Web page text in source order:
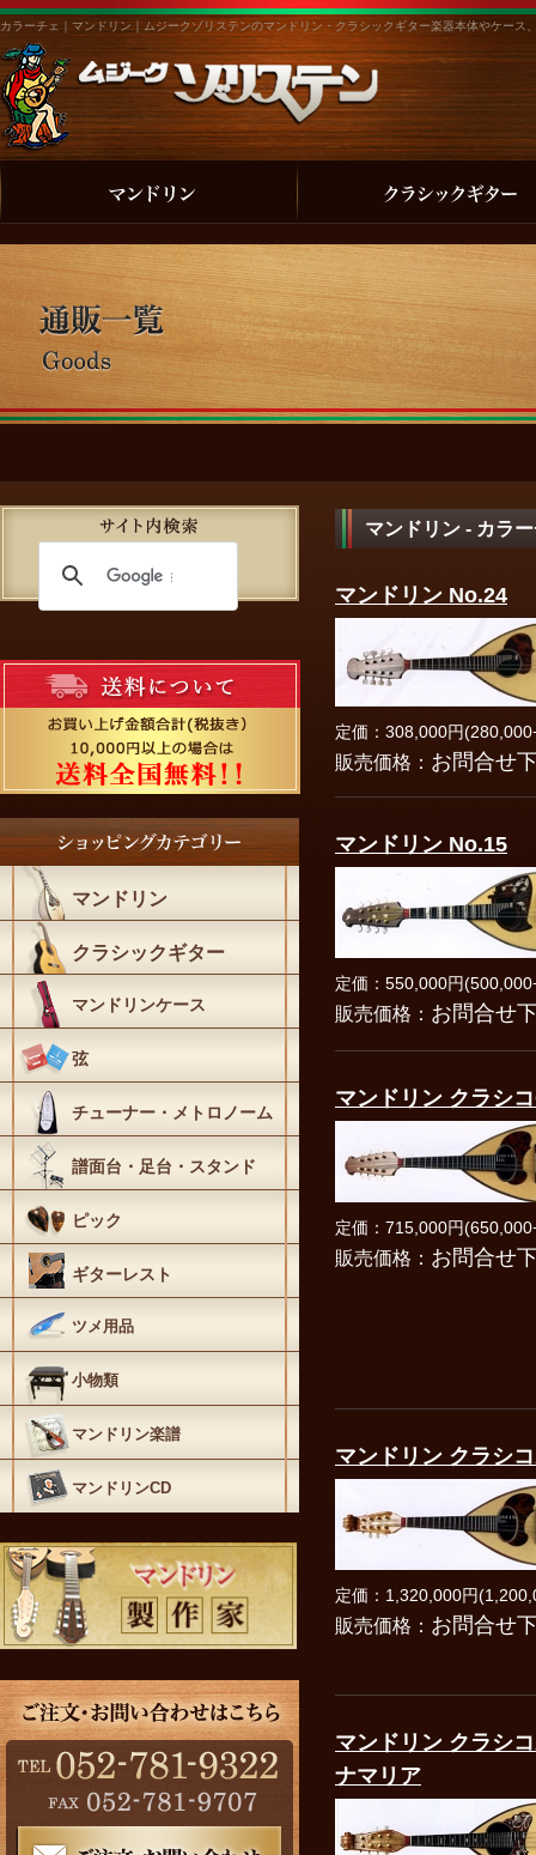
カラーチェ｜マンドリン｜ムジークゾリステンのマンドリン・クラシックギター楽器本体やケース
マンドリン - カラ
マンドリン No.24
定価：308,000円
販売価格： お問合せ
マンドリン No.15
定価：550,000円
販売価格： お問合せ
マンドリン クラシ
定価：715,000円
販売価格： お問合せ
マンドリン クラシ
定価：1,320,000円
販売価格： お問合せ
マンドリン クラシ
ナマリア
マンドリン
クラシックギター
マンドリンケース
弦
チューナー・メトロノーム
譜面台・足台・スタンド
ピック
ギターレスト
ツメ用品
小物類
マンドリン楽譜
マンドリンCD